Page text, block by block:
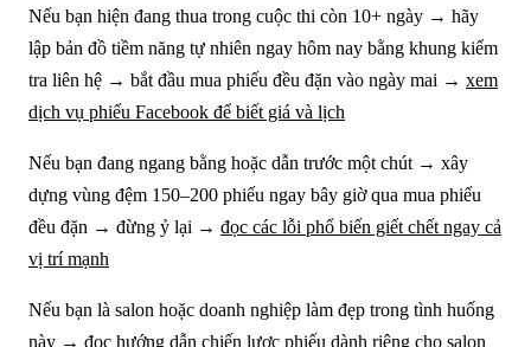
Nếu bạn hiện đang thua trong cuộc thi còn 10+ ngày → hãy
lập bản đồ tiềm năng tự nhiên ngay hôm nay bằng khung kiểm
tra liên hệ → bắt đầu mua phiếu đều đặn vào ngày mai → xem
dịch vụ phiếu Facebook để biết giá và lịch
Nếu bạn đang ngang bằng hoặc dẫn trước một chút → xây
dựng vùng đệm 150–200 phiếu ngay bây giờ qua mua phiếu
đều đặn → đừng ỷ lại → đọc các lỗi phổ biến giết chết ngay cả
vị trí mạnh
Nếu bạn là salon hoặc doanh nghiệp làm đẹp trong tình huống
này → đọc hướng dẫn chiến lược phiếu dành riêng cho salon